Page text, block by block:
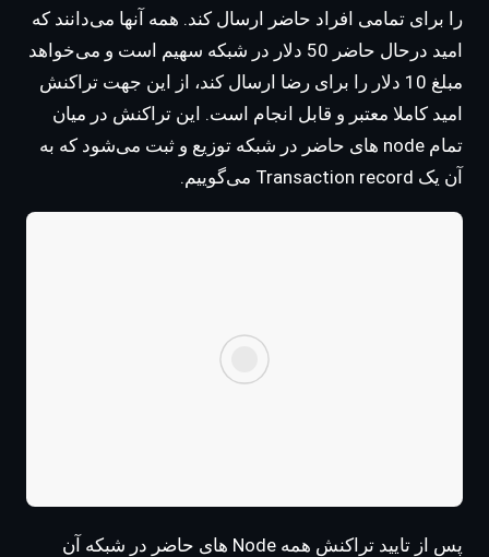
را برای تمامی افراد حاضر ارسال کند. همه آنها می‌دانند که
امید درحال حاضر 50 دلار در شبکه سهیم است و می‌خواهد
مبلغ 10 دلار را برای رضا ارسال کند، از این جهت تراکنش
امید کاملا معتبر و قابل انجام است. این تراکنش در میان
تمام node های حاضر در شبکه توزیع و ثبت می‌شود که به
آن یک Transaction record می‌گوییم.
پس از تایید تراکنش همه Node های حاضر در شبکه آن